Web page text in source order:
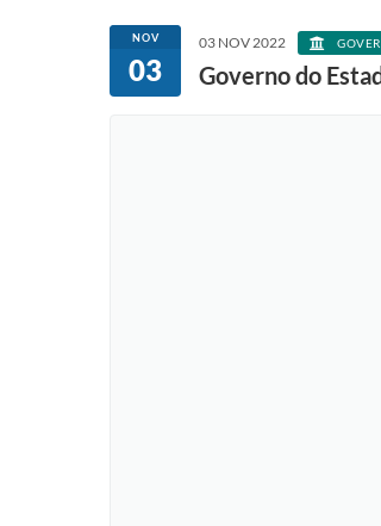
NOV
03
03 NOV 2022
Governo do